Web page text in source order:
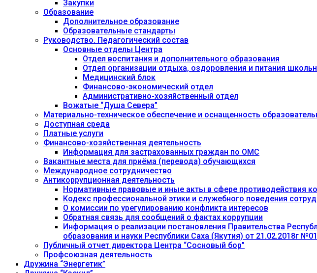
Закупки
Образование
Дополнительное образование
Образовательные стандарты
Руководство. Педагогический состав
Основные отделы Центра
Отдел воспитания и дополнительного образования
Отдел организации отдыха, оздоровления и питания
Медицинский блок
Финансово-экономический отдел
Административно-хозяйственный отдел
Вожатые “Душа Севера”
Материально-техническое обеспечение и оснащенность
Доступная среда
Платные услуги
Финансово-хозяйственная деятельность
Информация для застрахованных граждан по ОМС
Вакантные места для приёма (перевода) обучающихся
Международное сотрудничество
Антикоррупционная деятельность
Нормативные правовые и иные акты в сфере противодействия
Кодекс профессиональной этики и служебного поведения
О комиссии по урегулированию конфликта интересов
Обратная связь для сообщений о фактах коррупции
Информация о реализации постановления Правительства
образования и науки Республики Саха (Якутия) от 21.02.2018г
Публичный отчет директора Центра “Сосновый бор”
Профсоюзная деятельность
Дружина “Энергетик”